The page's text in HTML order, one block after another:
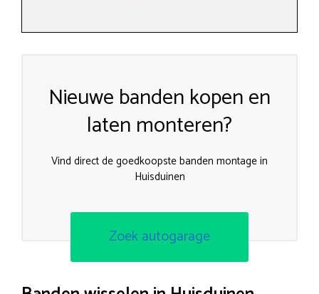
Nieuwe banden kopen en
laten monteren?
Vind direct de goedkoopste banden montage in
Huisduinen
Zoek autogarage